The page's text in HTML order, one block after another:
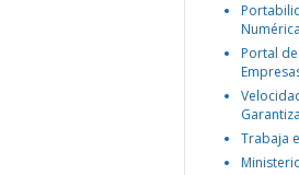
Portal
Trabaja